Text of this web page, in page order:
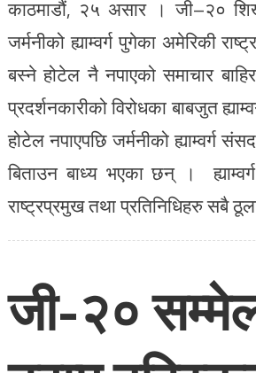
काठमाडौं, २५ असार । जी–२०
जर्मनीको ह्याम्वर्ग पुगेका अमेरिकी
बस्ने होटेल नै नपाएको समाचार
प्रदर्शनकारीको विरोधका बाबजुत
होटेल नपाएपछि जर्मनीको ह्याम्वर्ग
बिताउन बाध्य भएका छन् ।
राष्ट्रप्रमुख तथा प्रतिनिधिहरु सबै
जी-२०